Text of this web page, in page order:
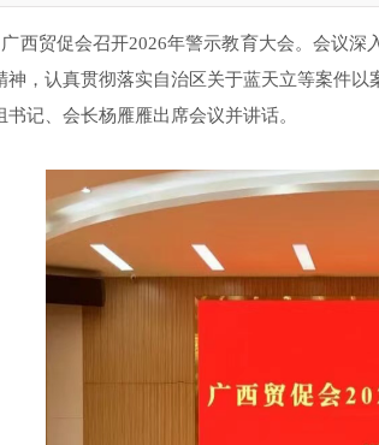
西贸促会召开2026年警示教育大会。会议
神，认真贯彻落实自治区关于蓝天立等案件
记、会长杨雁雁出席会议并讲话。